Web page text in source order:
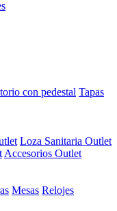
con pedestal Tapas
Loza Sanitaria Outlet
Accesorios Outlet
Mesas Relojes